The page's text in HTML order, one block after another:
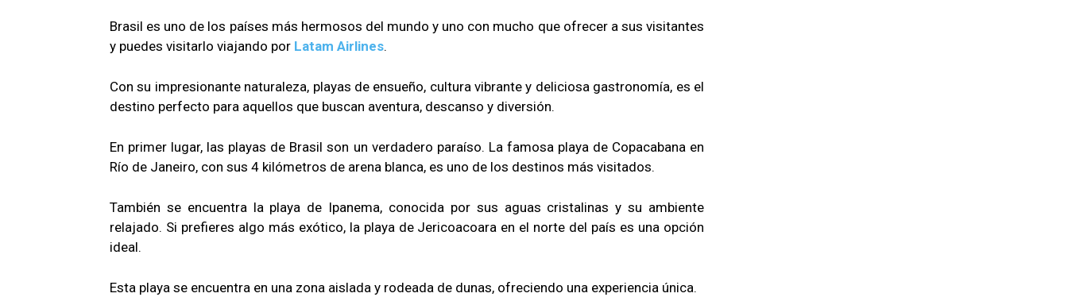
Brasil es uno de los países más hermosos del mundo y uno con mucho que ofrecer a sus visitantes
y puedes visitarlo viajando por Latam Airlines.
Con su impresionante naturaleza, playas de ensueño, cultura vibrante y deliciosa gastronomía, es el
destino perfecto para aquellos que buscan aventura, descanso y diversión.
En primer lugar, las playas de Brasil son un verdadero paraíso. La famosa playa de Copacabana en
Río de Janeiro, con sus 4 kilómetros de arena blanca, es uno de los destinos más visitados.
También se encuentra la playa de Ipanema, conocida por sus aguas cristalinas y su ambiente
relajado. Si prefieres algo más exótico, la playa de Jericoacoara en el norte del país es una opción
ideal.
Esta playa se encuentra en una zona aislada y rodeada de dunas, ofreciendo una experiencia única.